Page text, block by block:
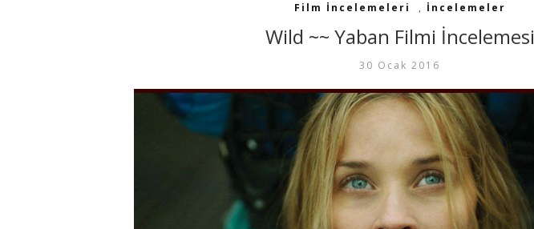
Film İncelemeleri , İncelemeler
Wild ~~ Yaban Filmi İncelemesi
30 Ocak 2016